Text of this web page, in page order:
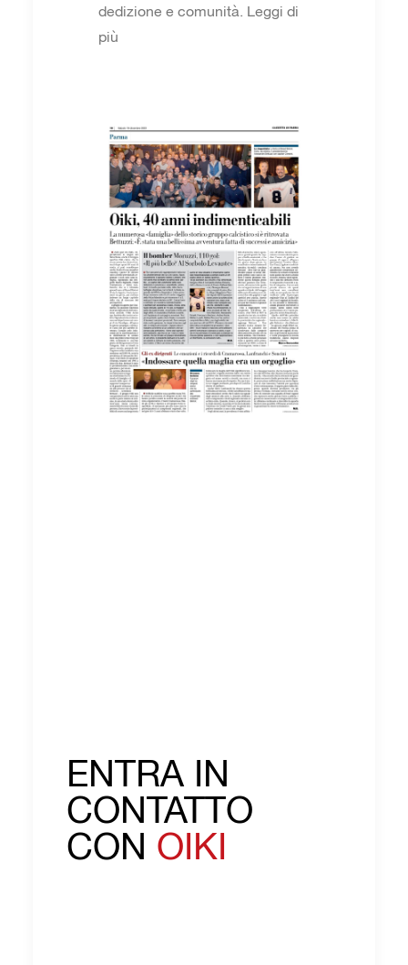
dedizione e comunità. Leggi di
più
ENTRA IN
CONTATTO
CON OIKI